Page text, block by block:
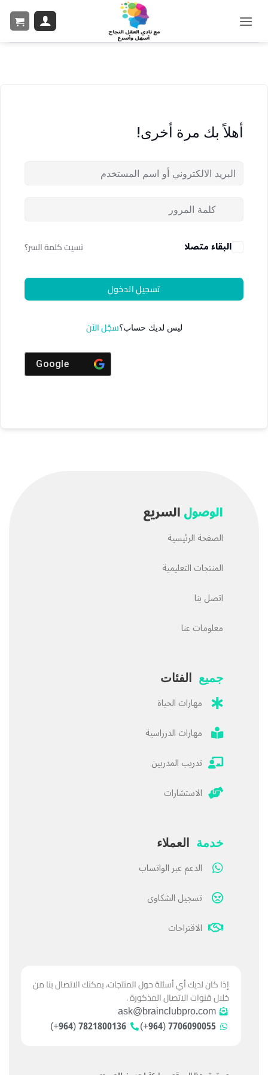
أهلاً بك مرة أخرى!
البقاء متصلا نسيت كلمة السر؟
تسجيل الدخول
ليس لديك حساب؟سجّل الآن
Google
الوصولالسريع
الصفحة الرئيسية
المنتجات التعليمية
اتصل بنا
معلومات عنا
جميع الفئات
مهارات الحياة
مهارات الدرراسية
تدريب المدربين
الاستشارات
خدمة العملاء
الدعم عبر الواتساب
تسجيل الشكاوى
الاقتراحات
إذا كان لديك أي أسئلة حول المنتجات، يمكنك الاتصال بنا من
خلال قنوات الاتصال المذكورة .
ask@brainclubpro.com
7706090055 (964+)
7821800136 (964+)